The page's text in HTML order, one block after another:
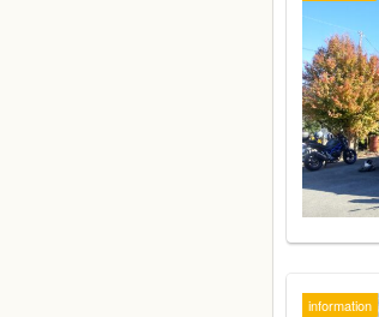
information